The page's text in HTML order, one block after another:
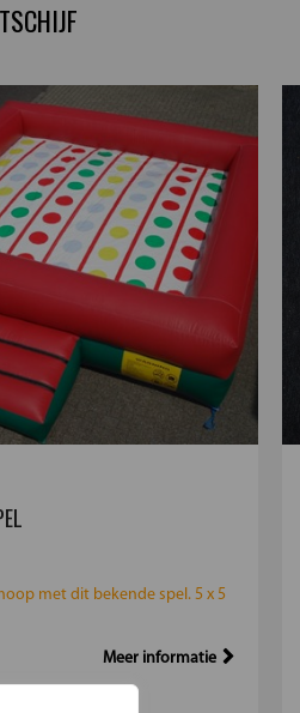
met dit bekende spel. 5 x 5
Meer informatie